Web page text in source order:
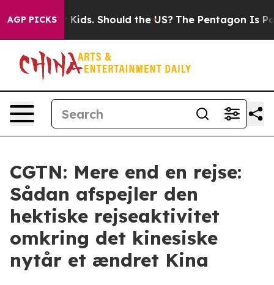
AGP PICKS
Their Kids. Should the US? The Pentagon Is
CGTN: Mere end en rejse:
Sådan afspejler den
hektiske rejseaktivitet
omkring det kinesiske
nytår et ændret Kina